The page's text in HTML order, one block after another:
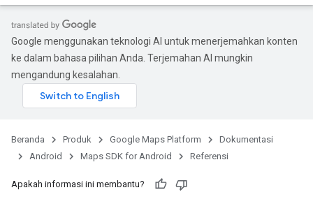
Google menggunakan teknologi AI untuk menerjemahkan konten
ke dalam bahasa pilihan Anda. Terjemahan AI mungkin
mengandung kesalahan.
Beranda Produk Google Maps Platform
Dokumentasi
Android
Maps SDK for Android Referensi
Apakah informasi ini membantu?